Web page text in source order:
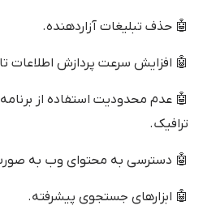
🤖 حذف تبلیغات آزاردهنده.
🤖 افزایش سرعت پردازش اطلاعات تا ۲ برابر.
🤖 عدم محدودیت استفاده از
ترافیک.
🤖 دسترسی به محتوای وب به
🤖 ابزارهای جستجوی پیشرفته.